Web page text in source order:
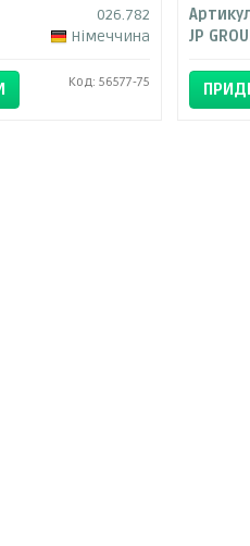
026.782
Німеччина
Код: 56577-75
JP